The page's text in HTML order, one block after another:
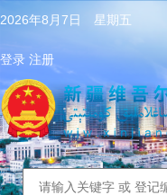
2026年8月7日 星期五
登录 注册